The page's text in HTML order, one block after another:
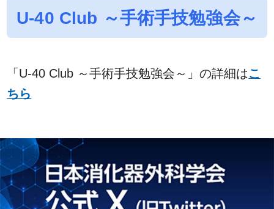
U-40 Club ～手術手技勉強会～
「U-40 Club ～手術手技勉強会～」の詳細はこ
ちら